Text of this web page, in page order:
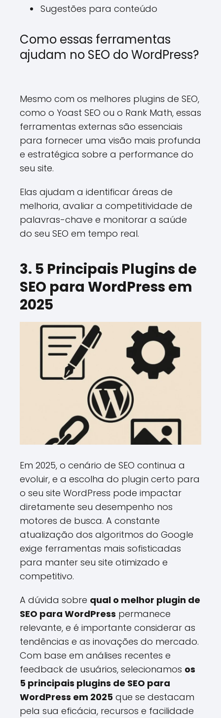
Sugestões para conteúdo
Como essas ferramentas
ajudam no SEO do WordPress?
Mesmo com os melhores plugins de SEO,
como o Yoast SEO ou o Rank Math, essas
ferramentas externas são essenciais
para fornecer uma visão mais profunda
e estratégica sobre a performance do
seu site.
Elas ajudam a identificar áreas de
melhoria, avaliar a competitividade de
palavras-chave e monitorar a saúde
do seu SEO em tempo real.
3. 5 Principais Plugins de
SEO para WordPress em
2025
Em 2025, o cenário de SEO continua a
evoluir, e a escolha do plugin certo para
o seu site WordPress pode impactar
diretamente seu desempenho nos
motores de busca. A constante
atualização dos algoritmos do Google
exige ferramentas mais sofisticadas
para manter seu site otimizado e
competitivo.
A dúvida sobre qual o melhor plugin de
SEO para WordPress permanece
relevante, e é importante considerar as
tendências e as inovações do mercado.
Com base em análises recentes e
feedback de usuários, selecionamos os
5 principais plugins de SEO para
WordPress em 2025 que se destacam
pela sua eficácia, recursos e facilidade